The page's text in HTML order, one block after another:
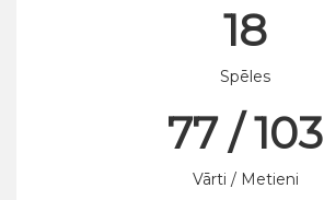
18
Spēles
77 / 103
Vārti / Metieni